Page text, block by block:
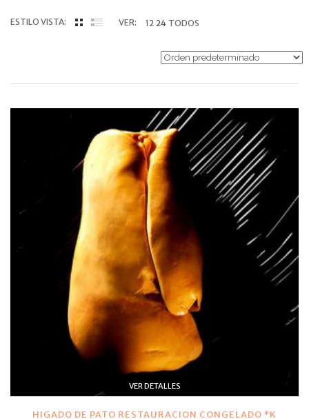
ESTILO VISTA: VER: 12 24 TODOS
VER DETALLES
HIGADO DE PATO RESTAURACION CONGELADO *K